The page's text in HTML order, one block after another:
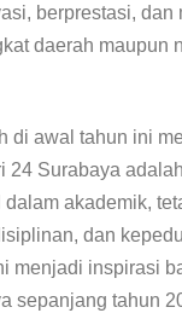
berprestasi, dan
daerah maupun
di awal tahun ini
24 Surabaya
akademik,
dan
menjadi inspirasi
sepanjang tahun